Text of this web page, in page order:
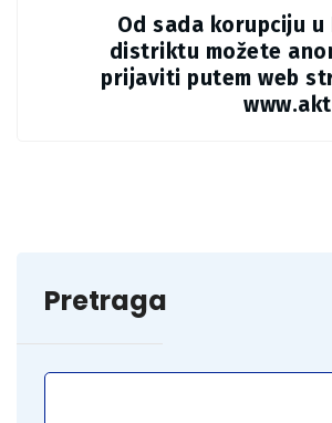
Od sada korupciju u
distriktu možete
prijaviti putem web
Pretraga